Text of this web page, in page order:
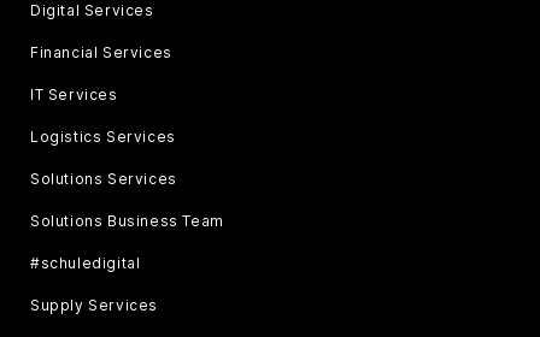
Digital Services
Financial Services
IT Services
Logistics Services
Solutions Services
Solutions Business Team
#schuledigital
Supply Services